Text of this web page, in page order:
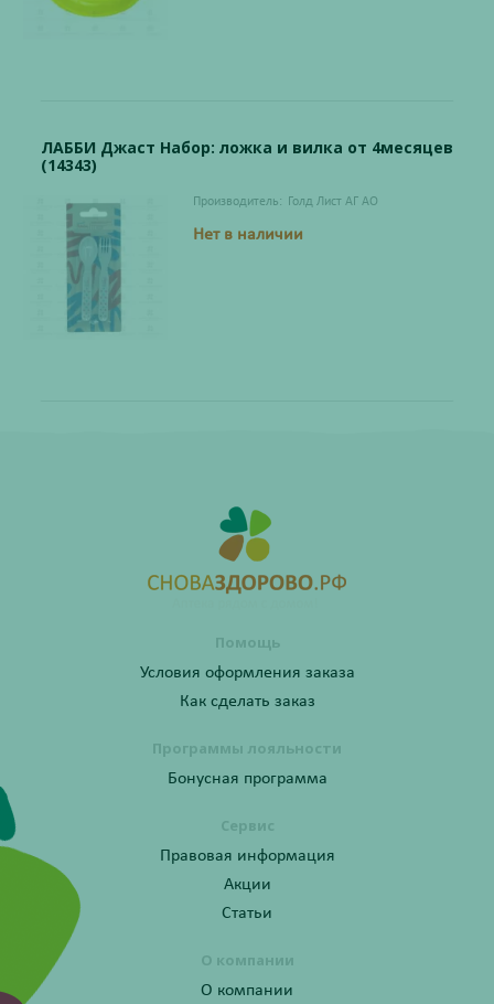
ЛАББИ Джаст Набор: ложка и вилка от 4месяцев
(14343)
Производитель: Голд Лист АГ АО
Нет в наличии
Помощь
Условия оформления заказа
Как сделать заказ
Программы лояльности
Бонусная программа
Сервис
Правовая информация
Акции
Статьи
О компании
О компании